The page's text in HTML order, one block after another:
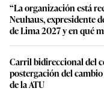
“La organización está
Neuhaus, expresidente
de Lima 2027 y en qué
Carril bidireccional del
postergación del
de la ATU